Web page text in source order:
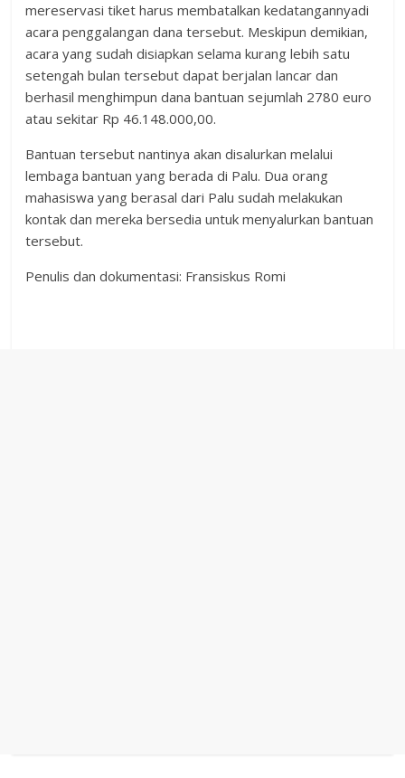
mereservasi tiket harus membatalkan kedatangannyadi
acara penggalangan dana tersebut. Meskipun demikian,
acara yang sudah disiapkan selama kurang lebih satu
setengah bulan tersebut dapat berjalan lancar dan
berhasil menghimpun dana bantuan sejumlah 2780 euro
atau sekitar Rp 46.148.000,00.
Bantuan tersebut nantinya akan disalurkan melalui
lembaga bantuan yang berada di Palu. Dua orang
mahasiswa yang berasal dari Palu sudah melakukan
kontak dan mereka bersedia untuk menyalurkan bantuan
tersebut.
Penulis dan dokumentasi: Fransiskus Romi